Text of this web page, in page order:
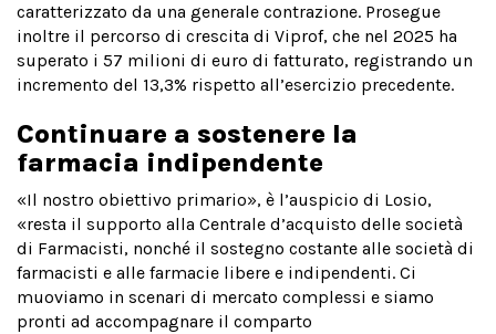
caratterizzato da una generale contrazione. Prosegue
inoltre il percorso di crescita di Viprof, che nel 2025 ha
superato i 57 milioni di euro di fatturato, registrando un
incremento del 13,3% rispetto all’esercizio precedente.
Continuare a sostenere la
farmacia indipendente
«Il nostro obiettivo primario», è l’auspicio di Losio,
«resta il supporto alla Centrale d’acquisto delle società
di Farmacisti, nonché il sostegno costante alle società di
farmacisti e alle farmacie libere e indipendenti. Ci
muoviamo in scenari di mercato complessi e siamo
pronti ad accompagnare il comparto